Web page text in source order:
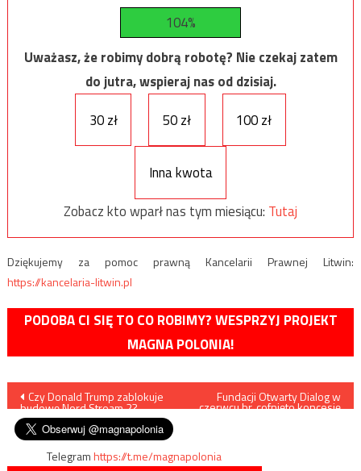
104%
Uważasz, że robimy dobrą robotę? Nie czekaj zatem
do jutra, wspieraj nas od dzisiaj.
30 zł
50 zł 100 zł
Inna kwota
Zobacz kto wparł nas tym miesiącu: Tutaj
Dziękujemy za pomoc prawną Kancelarii Prawnej Litwin:
https://kancelaria-litwin.pl
PODOBA CI SIĘ TO CO ROBIMY? WESPRZYJ PROJEKT
MAGNA POLONIA!
Nawigacja
wpisu
Czy Donald Trump zablokuje
budowę Nord Stream 2?
Fundacji Otwarty Dialog w
czerwcu br. cofnięto koncesję
Telegramhttps://t.me/magnapolonia